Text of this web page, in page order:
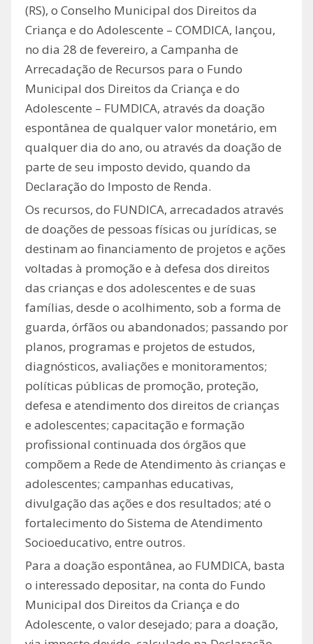
(RS), o Conselho Municipal dos Direitos da
Criança e do Adolescente – COMDICA, lançou,
no dia 28 de fevereiro, a Campanha de
Arrecadação de Recursos para o Fundo
Municipal dos Direitos da Criança e do
Adolescente – FUMDICA, através da doação
espontânea de qualquer valor monetário, em
qualquer dia do ano, ou através da doação de
parte de seu imposto devido, quando da
Declaração do Imposto de Renda.
Os recursos, do FUNDICA, arrecadados através
de doações de pessoas físicas ou jurídicas, se
destinam ao financiamento de projetos e ações
voltadas à promoção e à defesa dos direitos
das crianças e dos adolescentes e de suas
famílias, desde o acolhimento, sob a forma de
guarda, órfãos ou abandonados; passando por
planos, programas e projetos de estudos,
diagnósticos, avaliações e monitoramentos;
políticas públicas de promoção, proteção,
defesa e atendimento dos direitos de crianças
e adolescentes; capacitação e formação
profissional continuada dos órgãos que
compõem a Rede de Atendimento às crianças e
adolescentes; campanhas educativas,
divulgação das ações e dos resultados; até o
fortalecimento do Sistema de Atendimento
Socioeducativo, entre outros.
Para a doação espontânea, ao FUMDICA, basta
o interessado depositar, na conta do Fundo
Municipal dos Direitos da Criança e do
Adolescente, o valor desejado; para a doação,